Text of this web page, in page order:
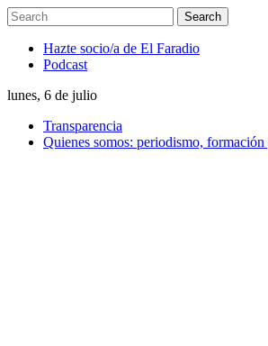
Hazte socio/a de El Faradio
Podcast
lunes, 6 de julio
Transparencia
Quienes somos: periodismo,